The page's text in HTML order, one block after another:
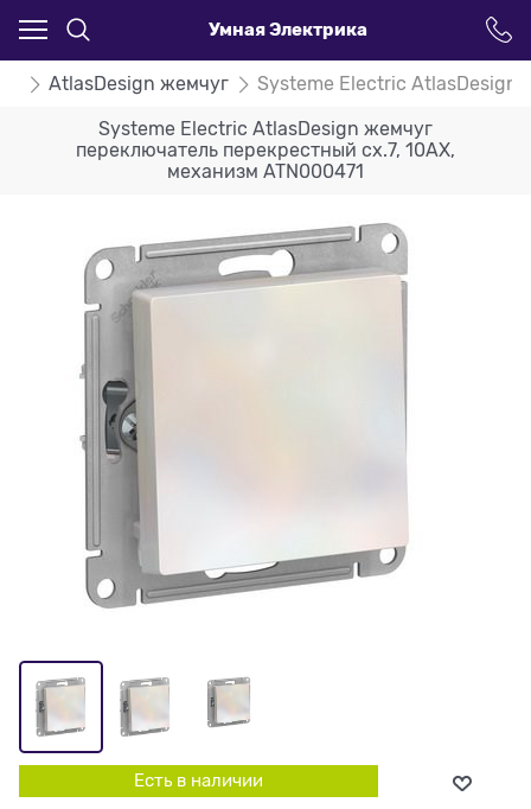
Умная Электрика
AtlasDesign жемчуг Systeme Electric AtlasDesign
Systeme Electric AtlasDesign жемчуг
переключатель перекрестный сх.7, 10АХ,
механизм ATN000471
Есть в наличии